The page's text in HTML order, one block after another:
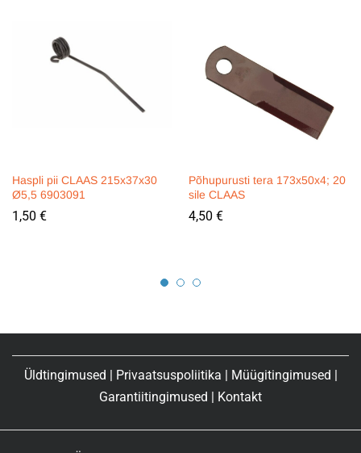
Haspli pii CLAAS 215x37x30
Ø5,5 6903091
1,50 €
Põhupurusti tera 173x50x4; 20
sile CLAAS
4,50 €
Üldtingimused Privaatsuspoliitika Müügitingimused
Garantiitingimused
Kontakt